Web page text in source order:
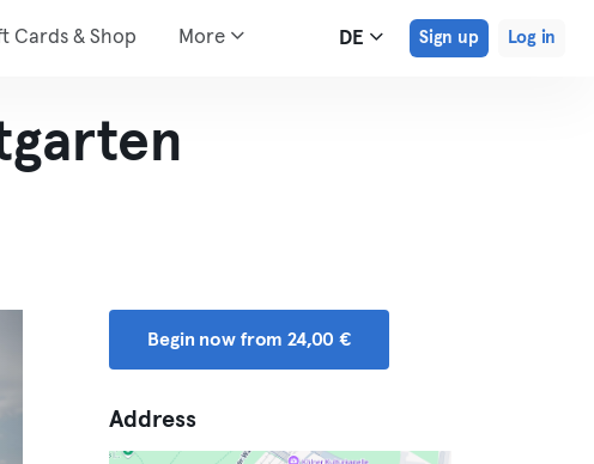
Cards & Shop More DE Sign up Log in
Begin now from 24,00 €
Address